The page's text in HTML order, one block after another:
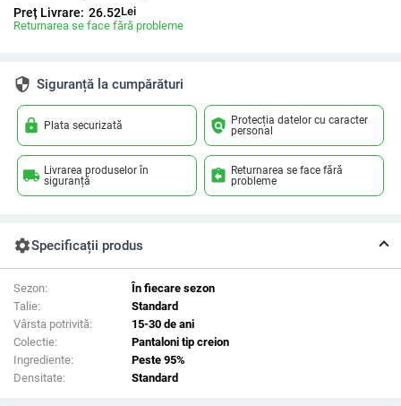
Preț Livrare: 26.52Lei
Returnarea se face fără probleme
security Siguranță la cumpărături
lock Plata securizată policy Protecția datelor cu caracter
personal
local_shipping Livrarea produselor în
siguranță
assignment_return Returnarea se face fără
probleme
settingsSpecificații produs
Sezon:
În fiecare sezon
Talie:
Standard
Vârsta potrivită:
15-30 de ani
Colectie:
Pantaloni tip creion
Ingrediente:
Peste 95%
Densitate:
Standard